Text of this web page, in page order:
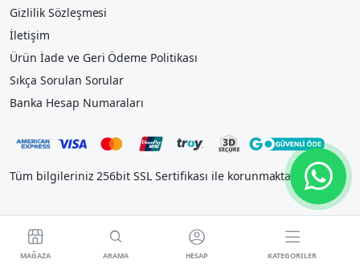
Gizlilik Sözleşmesi
İletişim
Ürün İade ve Geri Ödeme Politikası
Sıkça Sorulan Sorular
Banka Hesap Numaraları
Tüm bilgileriniz 256bit SSL Sertifikası ile korunmaktadır.

MAĞAZA

ARAMA

HESAP

KATEGORILER